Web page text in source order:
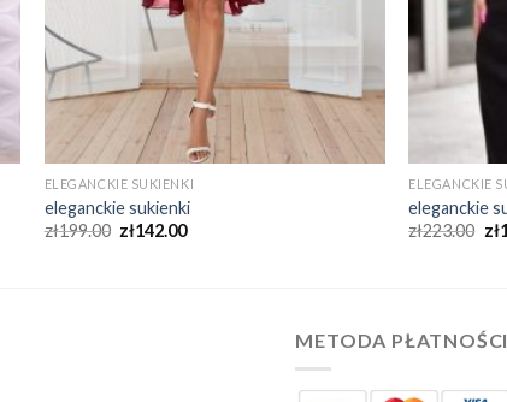
ELEGANCKIE SUKIENKI
eleganckie sukienki
zł199.00 zł142.00
ELEGANCKIE
eleganckie
zł223.00 zł
METODA PŁATNOŚCI